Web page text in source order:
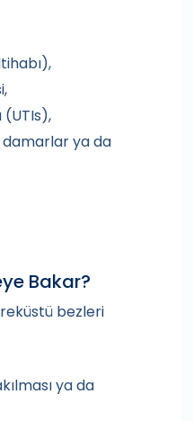
(UTIs),
ya da
Bakar?
bezleri
ya da